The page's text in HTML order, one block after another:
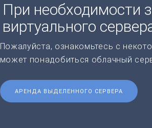
При необходимости
виртуального
Пожалуйста, ознакомьтесь с
может понадобиться облачный
АРЕНДА ВЫДЕЛЕННОГО СЕРВЕРА